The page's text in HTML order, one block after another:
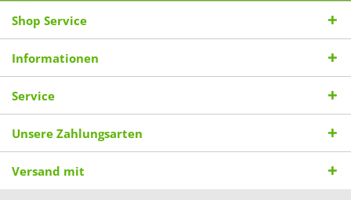
Shop Service
Informationen
Service
Unsere Zahlungsarten
Versand mit